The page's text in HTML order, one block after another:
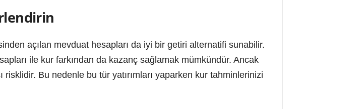
açılan mevduat hesapları da iyi bir getiri alternatifi sunabilir.
ile kur farkından da kazanç sağlamak mümkündür. Ancak
Bu nedenle bu tür yatırımları yaparken kur tahminlerinizi